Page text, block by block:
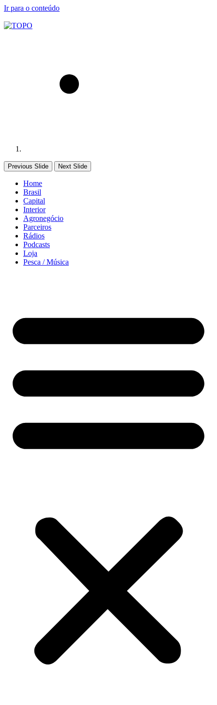
Ir para o conteúdo
Previous Slide Next Slide
Home
Brasil
Capital
Interior
Agronegócio
Parceiros
Rádios
Podcasts
Loja
Pesca / Música